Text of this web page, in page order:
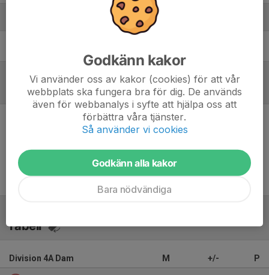
Referat
Inget referat skrivet
Tabell
Division 4A Dam M +/- P
Godkänn kakor
Vi använder oss av kakor (cookies) för att vår
webbplats ska fungera bra för dig. De används
även för webbanalys i syfte att hjälpa oss att
förbättra våra tjänster.
Så använder vi cookies
Godkänn alla kakor
Bara nödvändiga